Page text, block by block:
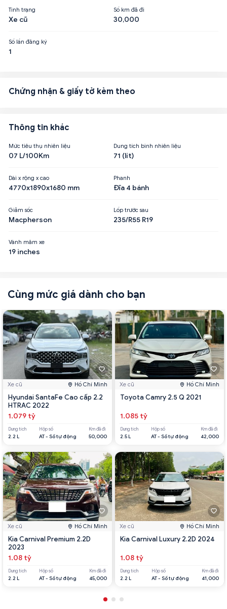
Tình trạng
Xe cũ
Số km đã đi
30,000
Số lần đăng ký
1
Chứng nhận & giấy tờ kèm theo
Thông tin khác
Mức tiêu thụ nhiên liệu
07 L/100Km
Dung tích bình nhiên liệu
71 (lít)
Dài x rộng x cao
4770x1890x1680 mm
Phanh
Đĩa 4 bánh
Giảm sốc
Macpherson
Lốp trước sau
235/R55 R19
Vành mâm xe
19 inches
Cùng mức giá dành cho bạn
Xe cũ Hồ Chí Minh
Hyundai SantaFe Cao cấp 2.2
HTRAC 2022
1.079 tỷ
Dung tích
2.2 L
Hộp số
AT - Số tự động
Km đã đi
50,000
Xe cũ Hồ Chí Minh
Kia Carnival Premium 2.2D
2023
1.08 tỷ
Dung tích
2.2 L
Hộp số
AT - Số tự động
Km đã đi
45,000
Xe cũ Hồ Chí Minh
Toyota Camry 2.5 Q 2021
1.085 tỷ
Dung tích
2.5 L
Hộp số
AT - Số tự động
Km đã đi
42,000
Xe cũ Hồ Chí Minh
Kia Carnival Luxury 2.2D 2024
1.08 tỷ
Dung tích
2.2 L
Hộp số
AT - Số tự động
Km đã đi
41,000